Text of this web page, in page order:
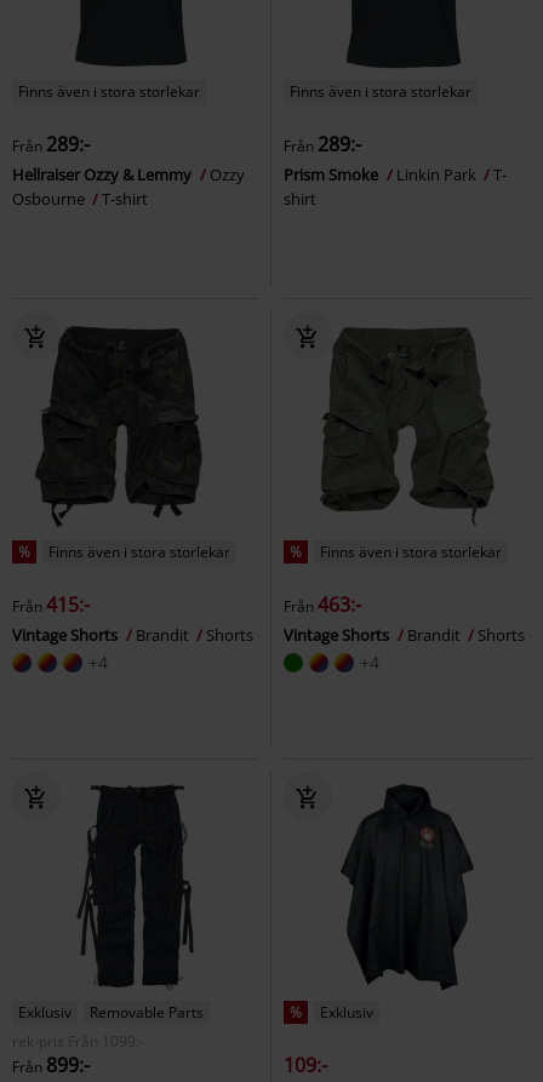
Finns även i stora storlekar
Från 289:-
Hellraiser Ozzy & Lemmy
Ozzy
Osbourne
T-shirt
Finns även i stora storlekar
Från 289:-
Prism Smoke Linkin Park
T-
shirt
% Finns även i stora storlekar
Från415:-
Vintage Shorts Brandit Shorts
+4
% Finns även i stora storlekar
Från463:-
Vintage Shorts Brandit Shorts
+4
Exklusiv
Removable Parts
rek-pris
Från
1099:-
Från 899:-
% Exklusiv
109:-